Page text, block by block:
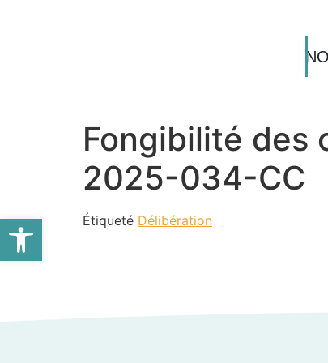
Fongibilité des
2025-034-CC
Étiqueté Délibération
Ouvrir la barre d’outils